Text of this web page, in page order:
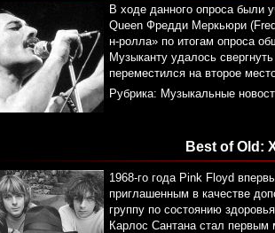
В ходе данного опроса были
Queen Фредди Меркьюри
н-ролла» по итогам опроса
Музыканту удалось
переместился на второе
Рубрика: Музыкальные
Best of Old:
1968-го года Pink Floyd
приглашенным в качестве
группу по состоянию
Карлос Сантана стал первым